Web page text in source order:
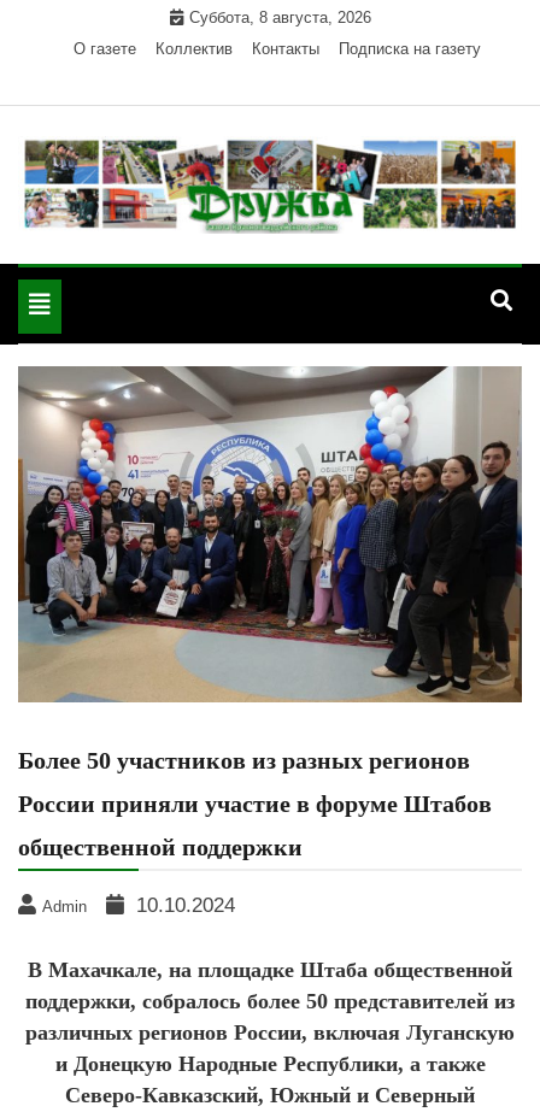
Суббота, 8 августа, 2026
О газете
Коллектив Контакты Подписка на газету
"Дружба" — газета
района РА
Красногвардейского района Республики Адыгея
Toggle
navigation
Более 50 участников из разных регионов
России приняли участие в форуме Штабов
общественной поддержки
Admin 10.10.2024
В Махачкале, на площадке Штаба общественной
поддержки, собралось более 50 представителей из
различных регионов России, включая Луганскую
и Донецкую Народные Республики, а также
Северо-Кавказский, Южный и Северный